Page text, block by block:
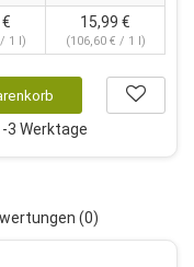
1 l)
15,99 €
(106,60 € / 1 l)
Werktage
(0)